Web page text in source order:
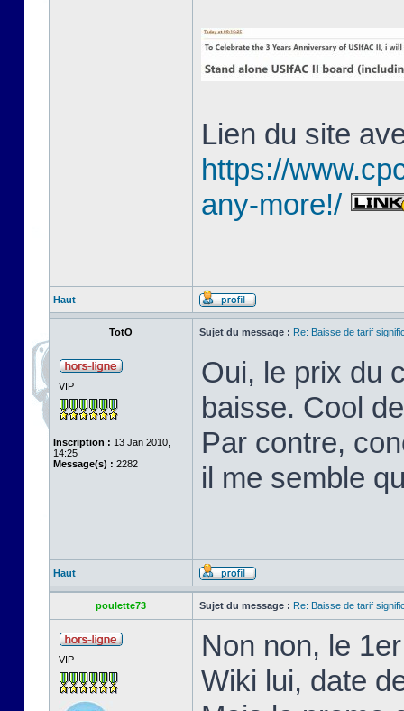
Lien du site
https://
any-more!/
Haut
TotO Sujet du message : Re: Baisse de tarif
VIP
Inscription : 13 Jan 2010,
14:25
Message(s) : 2282
Oui, le prix du
baisse. Cool
Par contre,
il me semble
Haut
poulette73 Sujet du message : Re: Baisse de tarif
VIP
Non non, le
Wiki lui, date